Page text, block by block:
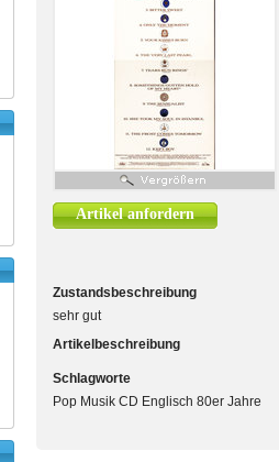
Artikel anfordern
Zustandsbeschreibung
sehr gut
Artikelbeschreibung
Schlagworte
Pop Musik CD Englisch 80er Jahre